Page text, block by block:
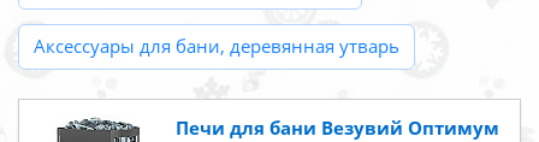
Аксессуары для бани, деревянная утварь
Печи для бани Везувий Оптимум